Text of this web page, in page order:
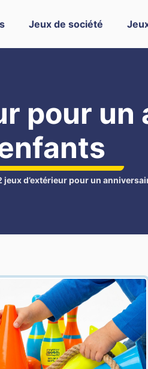
Jeux de société
pour
jeux d’extérieur pour un